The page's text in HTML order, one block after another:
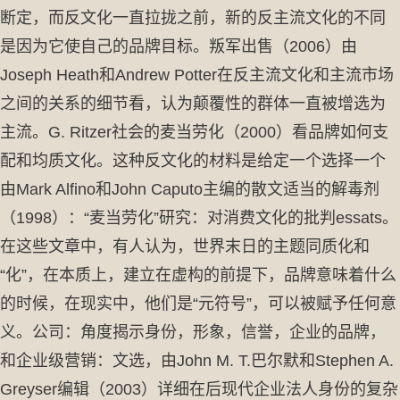
断定，而反文化一直拉拢之前，新的反主流文化的不同
是因为它使自己的品牌目标。叛军出售（2006）由
Joseph Heath和Andrew Potter在反主流文化和主流市场
之间的关系的细节看，认为颠覆性的群体一直被增选为
主流。G. Ritzer社会的麦当劳化（2000）看品牌如何支
配和均质文化。这种反文化的材料是给定一个选择一个
由Mark Alfino和John Caputo主编的散文适当的解毒剂
（1998）：“麦当劳化”研究：对消费文化的批判essats。
在这些文章中，有人认为，世界末日的主题同质化和
“化”，在本质上，建立在虚构的前提下，品牌意味着什么
的时候，在现实中，他们是“元符号”，可以被赋予任何意
义。公司：角度揭示身份，形象，信誉，企业的品牌，
和企业级营销：文选，由John M. T.巴尔默和Stephen A.
Greyser编辑（2003）详细在后现代企业法人身份的复杂